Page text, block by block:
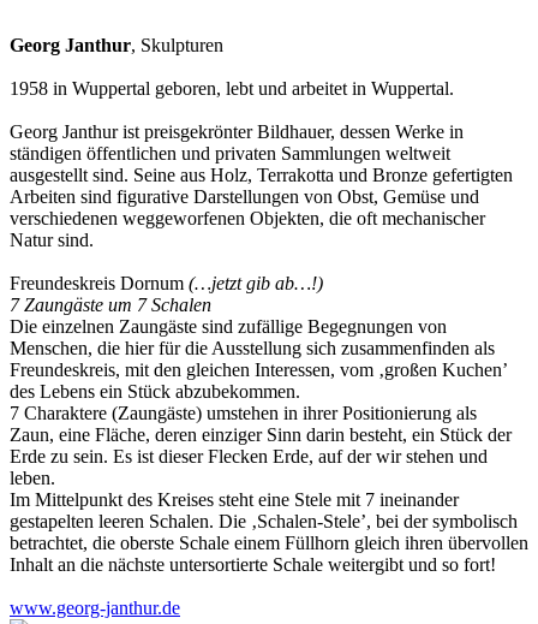
Georg Janthur, Skulpturen
1958 in Wuppertal geboren, lebt und arbeitet in Wuppertal.
Georg Janthur ist preisgekrönter Bildhauer, dessen Werke in
ständigen öffentlichen und privaten Sammlungen weltweit
ausgestellt sind. Seine aus Holz, Terrakotta und Bronze gefertigten
Arbeiten sind figurative Darstellungen von Obst, Gemüse und
verschiedenen weggeworfenen Objekten, die oft mechanischer
Natur sind.
Freundeskreis Dornum (…jetzt gib ab…!)
7 Zaungäste um 7 Schalen
Die einzelnen Zaungäste sind zufällige Begegnungen von
Menschen, die hier für die Ausstellung sich zusammenfinden als
Freundeskreis, mit den gleichen Interessen, vom ‚großen Kuchen’
des Lebens ein Stück abzubekommen.
7 Charaktere (Zaungäste) umstehen in ihrer Positionierung als
Zaun, eine Fläche, deren einziger Sinn darin besteht, ein Stück der
Erde zu sein. Es ist dieser Flecken Erde, auf der wir stehen und
leben.
Im Mittelpunkt des Kreises steht eine Stele mit 7 ineinander
gestapelten leeren Schalen. Die ‚Schalen-Stele’, bei der symbolisch
betrachtet, die oberste Schale einem Füllhorn gleich ihren übervollen
Inhalt an die nächste untersortierte Schale weitergibt und so fort!
www.georg-janthur.de